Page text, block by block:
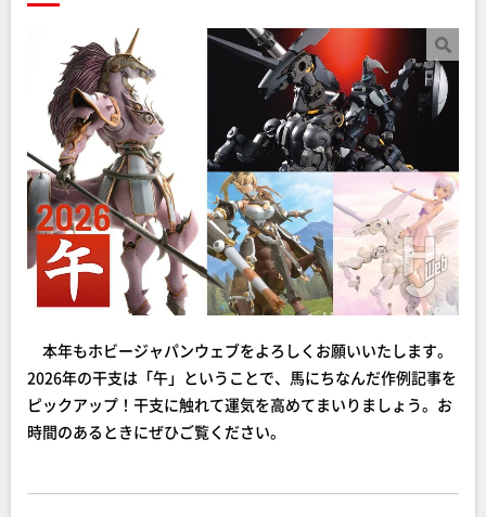
本年もホビージャパンウェブをよろしくお願いいたします。
2026年の干支は「午」ということで、馬にちなんだ作例記事を
ピックアップ！干支に触れて運気を高めてまいりましょう。お
時間のあるときにぜひご覧ください。